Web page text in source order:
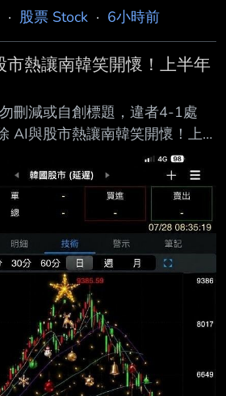
mops/web/t05sr01
審計委員會通過日期:115/08/06
自結財務資訊報導期間 起訖日
XX/XX):115/01/01~115/06/
至本期止營業收入(仟
月1日累計至本期止營業毛利
· 股票 Stock · 6小時前
市熱讓南韓笑開懷！上半年
刪減或自創標題，違者4-1處
AI與股市熱讓南韓笑開懷！上
，三星、SK海力士和散戶成
連結： 網址超過一行，請用縮
點擊者板規 1-2-2 處分。
article/11154610 發布
超過3天新聞 8/6 記者署名： 原
工智慧（AI）帶動全球半導體
國內擁有兩大記憶體供應商的南
也隨之迎來久違的巨大紅利。
、薪資成長